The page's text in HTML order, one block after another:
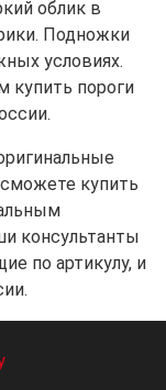
облик в
Подножки
условиях.
купить пороги
купить
консультанты
по артикулу, и